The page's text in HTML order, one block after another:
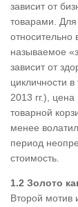
зависит от
товарами.
относительно
называемое
зависит от
цикличности
2013 гг.),
товарной
менее
период
стоимость.
1.2 Золото
Второй мотив